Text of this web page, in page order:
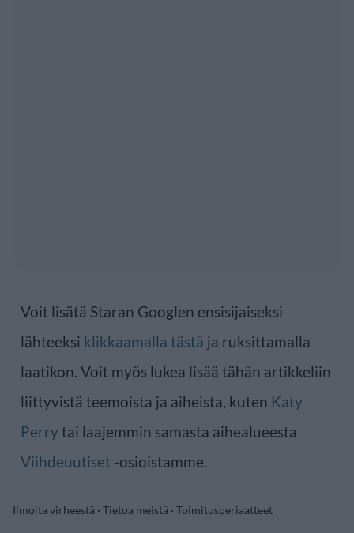
Voit lisätä Staran Googlen ensisijaiseksi
lähteeksi klikkaamalla tästä ja ruksittamalla
laatikon. Voit myös lukea lisää tähän artikkeliin
liittyvistä teemoista ja aiheista, kuten Katy
Perry tai laajemmin samasta aihealueesta
Viihdeuutiset -osioistamme.
Ilmoita virheestä · Tietoa meistä · Toimitusperiaatteet